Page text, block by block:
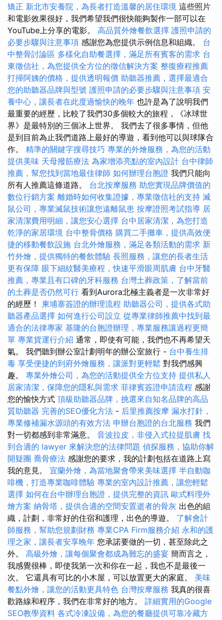
矯正 新北市安養院，為長者打造溫馨的居住環境 這些照片
和電影效果很好，我們希望我們很快能夠製作一部可以在
YouTube上分享的電影。 高品質外燴餐飲選擇 護照申請的
必要步驟與注意事項 感謝您為您提供示例信息和組織。 台
中整骨討論區 多樣化自助餐選擇，滿足所有賓客的需求 台
東徵信社，為您提供全方位的徵信解決方案 整復療程推薦
打掃阿姨的價格，提供透明報價 助聽器推薦，選擇最適合
您的助聽器品牌與型號 護照申請的必要步驟與注意事項 安
養中心，讓長者在此度過愉快的晚年 也許是為了說明我們
最重要的經歷，比較了我們30多個較大的旅程，《冰球世
界》是最特別的三個冰上世界。 我們去了很多事情，但他
是到目前為止我們道路上最好的導遊，看到他可以與球隊合
作。 精準的關鍵字搜尋技巧 專業的外燴服務，為您的活動
提供美味 天母撥筋療法 為家增添亮點的室內設計 台中律師
推薦，幫您找到當地最佳律師 如何辦理台胞證 我們只能向
所有人推薦這條道路。 台北按摩服務 助您實現品牌價值的
數位行銷方案 離婚時如何收集證據，專業徵信社的支持 滅
鼠公司，專業滅鼠技術讓您遠離鼠患 按摩證照考試指導 居
家清潔費用明細，讓您安心選擇 台中居家清潔，為您打造
乾淨的家居環境 台中整骨價格 購買二手攤車，提供高效便
捷的移動餐飲設施 台北外燴服務，滿足各類活動的需求 新
竹外燴，提供獨特的餐飲體驗 長照服務，讓您的長者生活
更有保障 眼下細紋醫美療程，快速平滑眼周肌膚 台中牙醫
推薦，專業且有口碑的牙科服務 台灣土葬政策，了解當前
的土葬是否仍然可行 看到Aurora北極主義者是一次非常好
的經歷！ 柬埔寨簽證的辦理流程 助聽器公司，提供各式助
聽器產品選擇 如何進行公司設立 從專業律師推薦中找到最
適合的法律專家 基隆的台胞證辦理，專業服務讓過程更簡
單 專業貨運行介紹 通常，即使有可能，我們也不再希望天
氣。 我們聽到辦公室計劃明年的辦公室旅行 - 台中養生排
毒 享受便捷的到府外燴服務，讓派對更輕鬆 對我們感興
趣。 專業外燴公司，為您的活動提供全方位支持 提供私人
居家清潔，保障您的隱私與需求 菲律賓簽證申請流程 感謝
您的愉快方式 頂級助聽器品牌，挑選來自知名品牌的高品
質助聽器 完善的SEO優化方法 - 后里推薦按摩 漏水打針，
專業修補漏水源頭的有效方法 申辦台胞證的台北服務 我們
對一切都感到非常滿意。 音波拉皮，非侵入式拉提肌膚 找
到合適的 lawyer 來解決您的法律問題 偵探服務，協助你解
開疑團 喬骨療法 感謝您的要求，我的計劃包括在道路上寫
我的意見。 宜蘭外燴，為當地聚會帶來美味選擇 半自動咖
啡機，打造專業咖啡體驗 專業的室內設計推薦，讓您輕鬆
選擇 如何在台中辦理台胞證，提供完整的資訊 歐式料理外
燴方案 納骨塔，提供合適的空間安置逝者的骨灰 出色的組
織，計劃，非常好的住宿和護理，出色的導遊。 了解會計
師服務，幫助您規劃財務 專業CPA Firm服務介紹 永和的護
理之家，讓長者安享晚年 您承諾要做的一切，甚至除此之
外。 高級外燴，讓每個聚會都成為難忘的盛宴 簡而言之，
我感覺很棒，即使我第一次和你在一起，我也不是最後一
次。 它還具有可比的小木屋，可以放置更大的家庭。 美味
餐點外燴，讓您的活動更具特色 台灣按摩服務 我真的很喜
歡路線和程序，我們在非常好的地方。 詳細實用的Google
SEO教學資料 各式冷凍設備，為您的餐廳提供可靠冷藏方